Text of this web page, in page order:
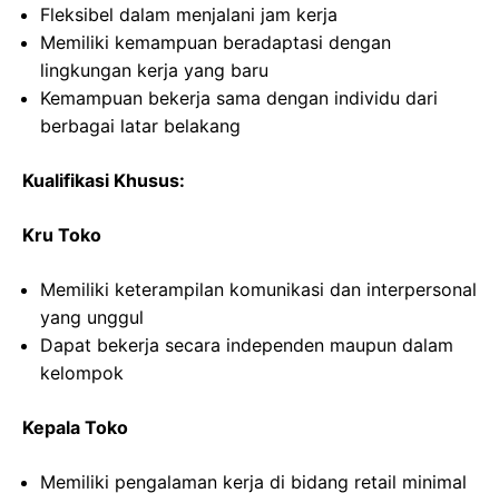
Fleksibel dalam menjalani jam kerja
Memiliki kemampuan beradaptasi dengan
lingkungan kerja yang baru
Kemampuan bekerja sama dengan individu dari
berbagai latar belakang
Kualifikasi Khusus:
Kru Toko
Memiliki keterampilan komunikasi dan interpersonal
yang unggul
Dapat bekerja secara independen maupun dalam
kelompok
Kepala Toko
Memiliki pengalaman kerja di bidang retail minimal